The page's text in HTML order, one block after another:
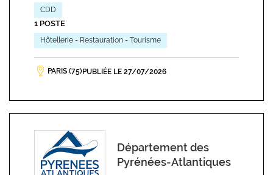
CDD
1 POSTE
Hôtellerie - Restauration - Tourisme
PARIS (75) PUBLIÉE LE 27/07/2026
Département des
Pyrénées-Atlantiques